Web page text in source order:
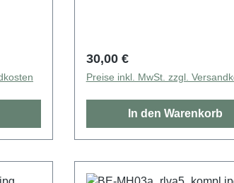
Regulärer Preis:
30,00 €
Preise inkl. MwSt. zzgl.
In den Warenkorb